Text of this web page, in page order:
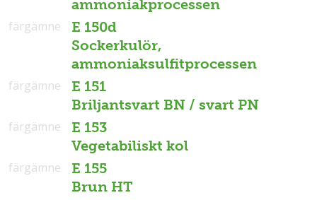
ammoniakprocessen
E 150d
Sockerkulör,
ammoniaksulfitprocessen
färgämne
E 151
Briljantsvart BN / svart PN
färgämne
E 153
Vegetabiliskt kol
färgämne
E 155
Brun HT
färgämne